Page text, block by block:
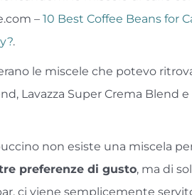
–10 Best Coffee Beans for
.
le miscele che potevo
Lavazza Super Crema Blend e
non esiste una miscela
preferenze di gusto, ma di
ci viene semplicemente